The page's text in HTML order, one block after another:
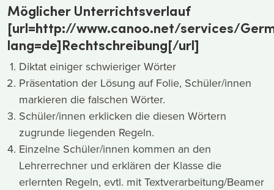
Möglicher Unterrichtsverlauf
[url=http://www.canoo.net/services/
lang=de]Rechtschreibung[/url]
Diktat einiger schwieriger Wörter
Präsentation der Lösung auf Folie, Schüler/innen
markieren die falschen Wörter.
Schüler/innen erklicken die diesen Wörtern
zugrunde liegenden Regeln.
Einzelne Schüler/innen kommen an den
Lehrerrechner und erklären der Klasse die
erlernten Regeln, evtl. mit Textverarbeitung/Beamer